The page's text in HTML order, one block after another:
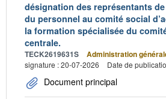
désignation des représentants
du personnel au comité social
la formation spécialisée du
centrale.
TECK2619631S Administration
signature : 20-07-2026
Date de
Document principal